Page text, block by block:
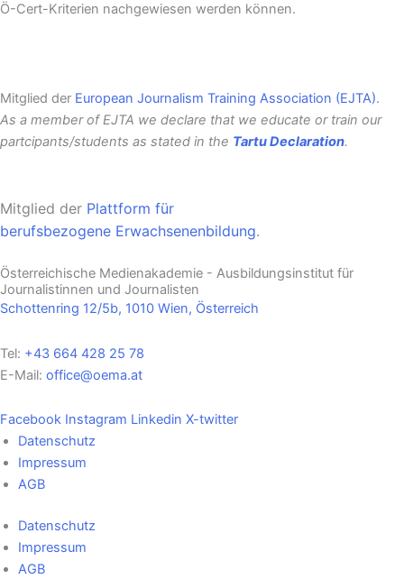
Ö-Cert-Kriterien nachgewiesen werden können.
Mitglied der European Journalism Training Association (EJTA).
As a member of EJTA we declare that we educate or train our
partcipants/students as stated in the Tartu Declaration.
Mitglied der Plattform für
berufsbezogene Erwachsenenbildung.
Österreichische Medienakademie - Ausbildungsinstitut für
Journalistinnen und Journalisten
Schottenring 12/5b, 1010 Wien, Österreich
Tel: +43 664 428 25 78
E-Mail: office@oema.at
Facebook Instagram Linkedin X-twitter
Datenschutz
Impressum
AGB
Datenschutz
Impressum
AGB